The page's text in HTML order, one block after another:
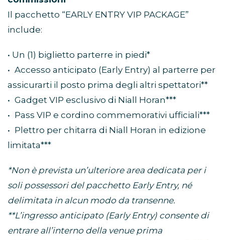
Il pacchetto “EARLY ENTRY VIP PACKAGE”
include:
• Un (1) biglietto parterre in piedi*
• Accesso anticipato (Early Entry) al parterre per
assicurarti il posto prima degli altri spettatori**
• Gadget VIP esclusivo di Niall Horan***
• Pass VIP e cordino commemorativi ufficiali***
• Plettro per chitarra di Niall Horan in edizione
limitata***
*Non è prevista un’ulteriore area dedicata per i
soli possessori del pacchetto Early Entry, né
delimitata in alcun modo da transenne.
**L’ingresso anticipato (Early Entry) consente di
entrare all’interno della venue prima